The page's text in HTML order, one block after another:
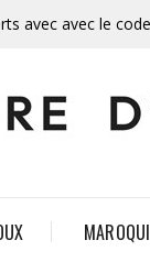
avec avec le